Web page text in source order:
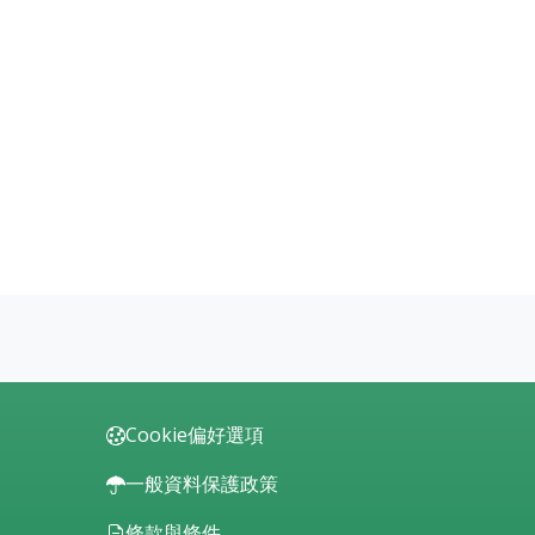
Cookie偏好選項
一般資料保護政策